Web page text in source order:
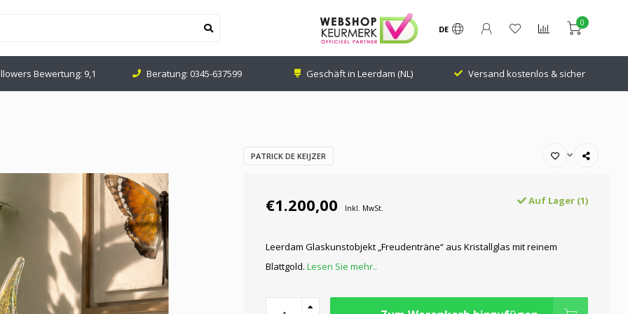
DE
0
Bewertung: 9,1 Beratung: 0345-637599 Geschäft in Leerdam (NL) Versand kostenlos & sicher
PATRICK DE KEIJZER
€1.200,00 Inkl. MwSt.
Auf Lager (1)
Leerdam Glaskunstobjekt „Freudenträne“ aus Kristallglas mit reinem
Blattgold. Lesen Sie mehr..